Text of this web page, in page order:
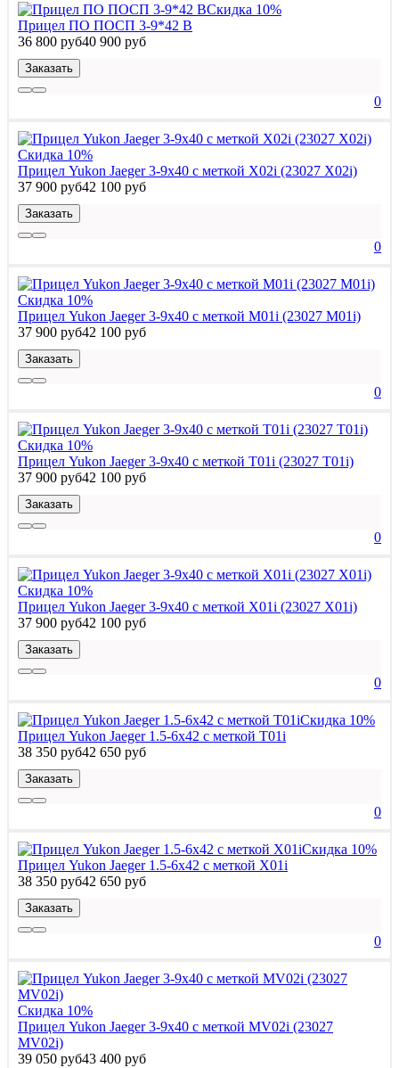
Скидка 10%
Прицел ПО ПОСП 3-9*42 В
36 800 руб40 900 руб
Заказать
0
Скидка 10%
Прицел Yukon Jaeger 3-9х40 с меткой X02i (23027 X02i)
37 900 руб42 100 руб
Заказать
0
Скидка 10%
Прицел Yukon Jaeger 3-9х40 с меткой M01i (23027 M01i)
37 900 руб42 100 руб
Заказать
0
Скидка 10%
Прицел Yukon Jaeger 3-9х40 с меткой T01i (23027 T01i)
37 900 руб42 100 руб
Заказать
0
Скидка 10%
Прицел Yukon Jaeger 3-9х40 с меткой X01i (23027 X01i)
37 900 руб42 100 руб
Заказать
0
Скидка 10%
Прицел Yukon Jaeger 1.5-6x42 с меткой T01i
38 350 руб42 650 руб
Заказать
0
Скидка 10%
Прицел Yukon Jaeger 1.5-6x42 с меткой X01i
38 350 руб42 650 руб
Заказать
0
Скидка 10%
Прицел Yukon Jaeger 3-9x40 с меткой MV02i (23027
MV02i)
39 050 руб43 400 руб